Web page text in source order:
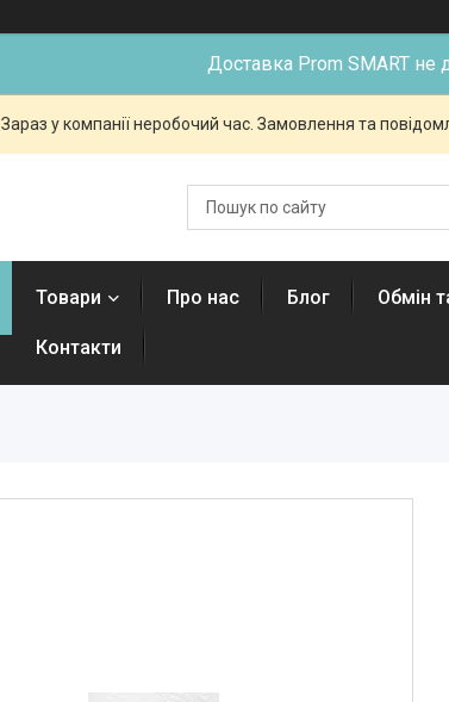
Доставка Prom SMART не
Зараз у компанії неробочий час. Замовлення та
Товари Про нас Блог Обмін
Контакти